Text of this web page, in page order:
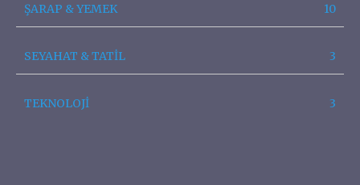
ŞARAP & YEMEK 10
SEYAHAT & TATİL 3
TEKNOLOJİ 3